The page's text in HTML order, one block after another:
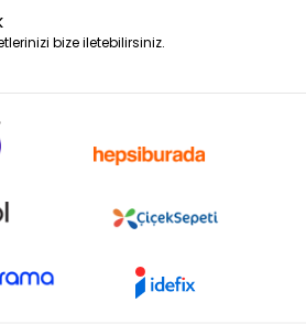
bize iletebilirsiniz.